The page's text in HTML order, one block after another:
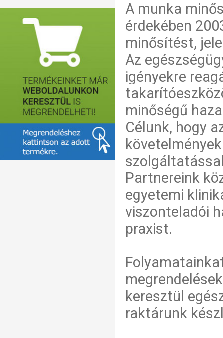
A munka
érdekében
minősítést,
Az
igényekre
minőségű
Célunk, hogy
Partnereink
egyetemi
viszonteladói
praxist.
keresztül
raktárunk